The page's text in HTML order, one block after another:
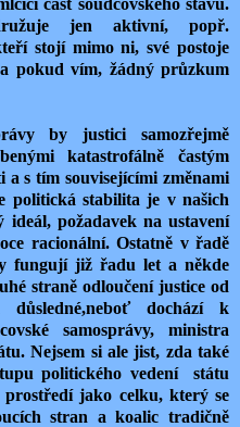
jen aktivní, popř.
stojí mimo ni, své postoje
pokud vím, žádný průzkum
by justici samozřejmě
katastrofálně častým
s tím souvisejícími změnami
politická stabilita je v našich
ideál, požadavek na ustavení
racionální. Ostatně v řadě
fungují již řadu let a někde
straně odloučení justice od
dochází k
samosprávy, ministra
Nejsem si ale jist, zda také
politického vedení státu
jako celku, který se
stran a koalic tradičně